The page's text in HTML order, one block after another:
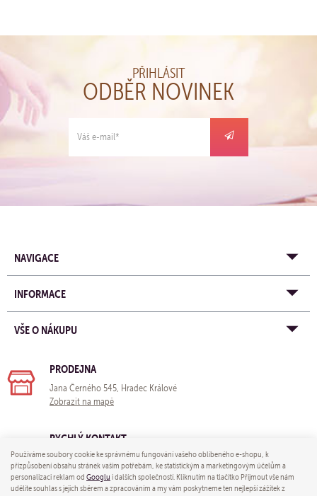
PŘIHLÁSIT
ODBĚR NOVINEK
NAVIGACE
INFORMACE
VŠE O NÁKUPU
PRODEJNA
Jana Černého 545, Hradec Králové
Zobrazit na mapě
RYCHLÝ KONTAKT
e-mail:obchod@yogastore.cz
tel: +420 703 680 005
Používáme soubory cookie ke správnému fungování vašeho oblíbeného e-shopu, k
přizpůsobení obsahu stránek vašim potřebám, ke statistickým a marketingovým účelům a
personalizaci reklam odGooglui dalších společností. Kliknutím na tlačítko Přijmout vše nám
udělíte souhlas s jejich sběrem a zpracováním a my vám poskytneme ten nejlepší zážitek z